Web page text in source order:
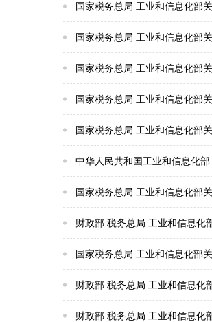
国家税务总局 工业和信息化部关
国家税务总局 工业和信息化部关
国家税务总局 工业和信息化部关
国家税务总局 工业和信息化部关
国家税务总局 工业和信息化部关
中华人民共和国工业和信息化
国家税务总局 工业和信息化部关
财政部 税务总局 工业和信息化
国家税务总局 工业和信息化部关
财政部 税务总局 工业和信息化
财政部 税务总局 工业和信息化